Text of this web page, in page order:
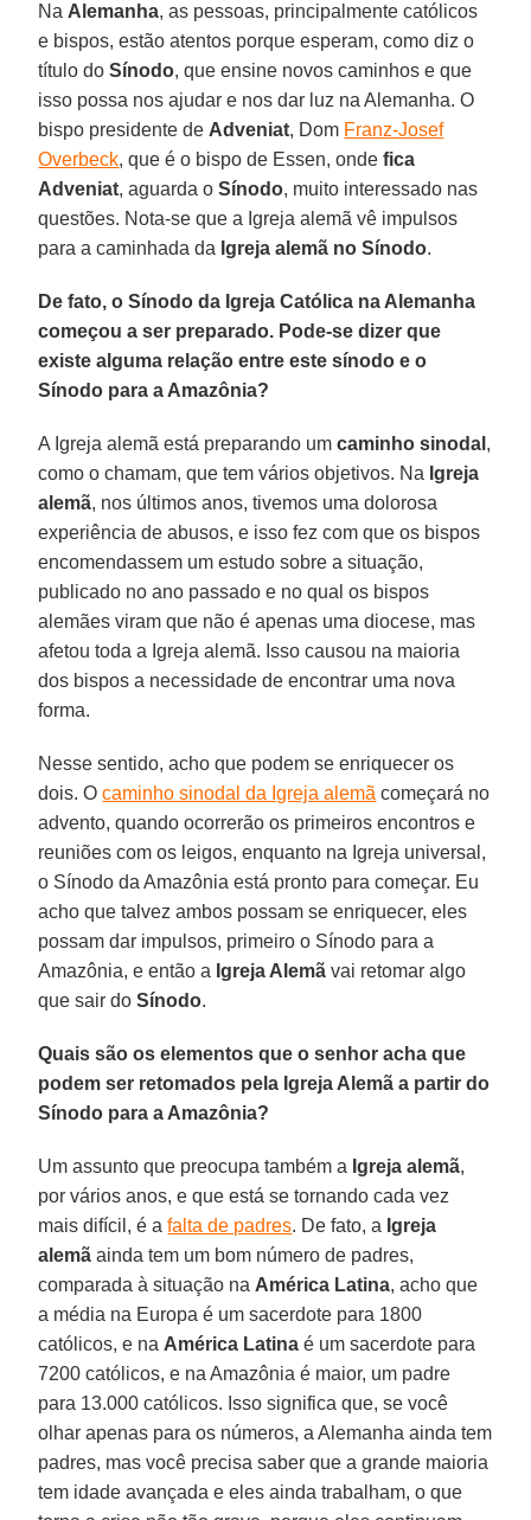
Na Alemanha, as pessoas, principalmente católicos
e bispos, estão atentos porque esperam, como diz o
título doSínodo, que ensine novos caminhos e que
isso possa nos ajudar e nos dar luz na Alemanha. O
bispo presidente de Adveniat, Dom Franz-Josef
Overbeck, que é o bispo de Essen, ondefica
Adveniat, aguarda oSínodo, muito interessado nas
questões. Nota-se que a Igreja alemã vê impulsos
para a caminhada da Igreja alemã no Sínodo.
De fato, o Sínodo da Igreja Católica na Alemanha
começou a ser preparado. Pode-se dizer que
existe alguma relação entre este sínodo e o
Sínodo para a Amazônia?
A Igreja alemã está preparando umcaminho sinodal ,
como o chamam, que tem vários objetivos. Na Igreja
alemã, nos últimos anos, tivemos uma dolorosa
experiência de abusos, e isso fez com que os bispos
encomendassem um estudo sobre a situação,
publicado no ano passado e no qual os bispos
alemães viram que não é apenas uma diocese, mas
afetou toda a Igreja alemã. Isso causou na maioria
dos bispos a necessidade de encontrar uma nova
forma.
Nesse sentido, acho que podem se enriquecer os
dois. Ocaminho sinodal da Igreja alemã começará no
advento, quando ocorrerão os primeiros encontros e
reuniões com os leigos, enquanto na Igreja universal,
o Sínodo da Amazônia está pronto para começar. Eu
acho que talvez ambos possam se enriquecer, eles
possam dar impulsos, primeiro o Sínodo para a
Amazônia, e então a Igreja Alemã vai retomar algo
que sair doSínodo.
Quais são os elementos que o senhor acha que
podem ser retomados pela Igreja Alemã a partir do
Sínodo para a Amazônia?
Um assunto que preocupa também a Igreja alemã,
por vários anos, e que está se tornando cada vez
mais difícil, é afalta de padres. De fato, a Igreja
alemã ainda tem um bom número de padres,
comparada à situação na América Latina, acho que
a média na Europa é um sacerdote para 1800
católicos, e na América Latina é um sacerdote para
7200 católicos, e na Amazônia é maior, um padre
para 13.000 católicos. Isso significa que, se você
olhar apenas para os números, a Alemanha ainda tem
padres, mas você precisa saber que a grande maioria
tem idade avançada e eles ainda trabalham, o que